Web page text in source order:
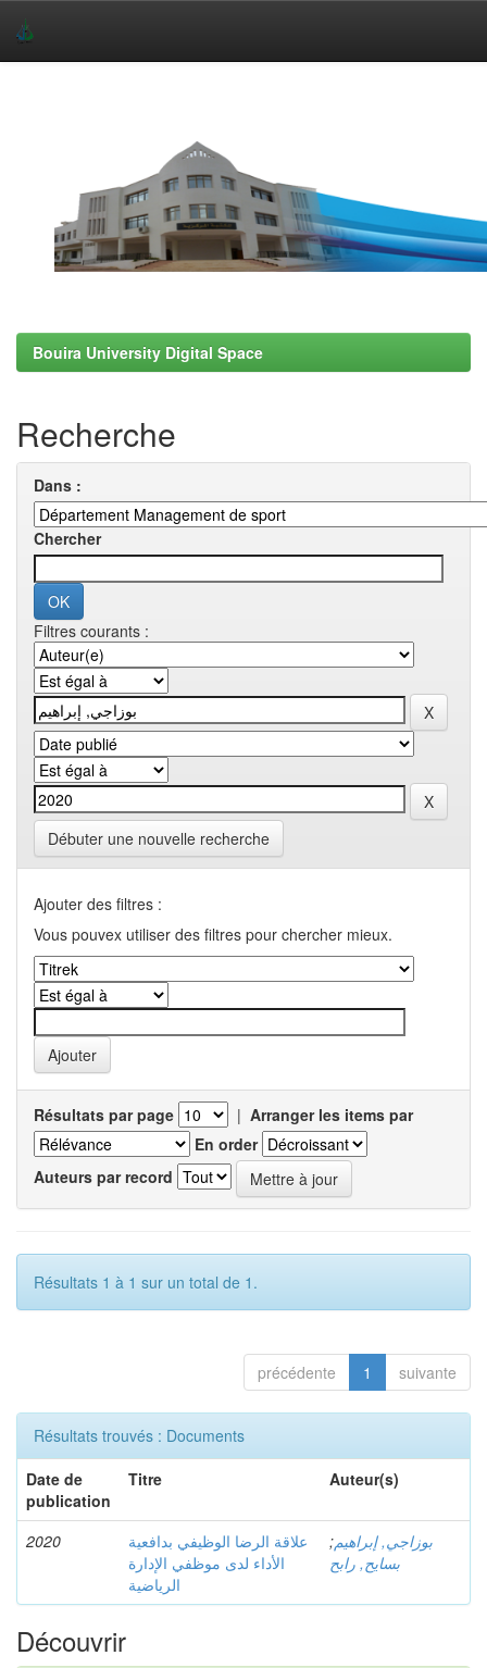
Bouira University Digital Space
Recherche
Dans :
Chercher
Filtres courants :
Débuter une nouvelle recherche
Ajouter des filtres :
Vous pouvex utiliser des filtres pour chercher mieux.
Résultats par page | Arranger les items par
En order
Auteurs par record
Résultats 1 à 1 sur un total de 1.
précédente 1 suivante
Résultats trouvés : Documents
Date de
publication
Titre Auteur(s)
2020
علاقة الرضا الوظيفي بدافعية
الأداء لدى موظفي الإدارة
الرياضية
بوزاجي, إبراهيم;
بسايح, رابح
Découvrir